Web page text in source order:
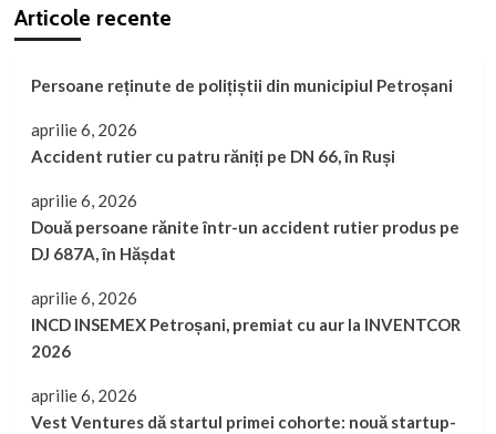
în
11
vor
fi
reabilitate
cu
fonduri
europene
WEEKEND
JIULUI
Articole recente
Persoane reținute de polițiștii din municipiul Petroșani
aprilie 6, 2026
Accident rutier cu patru răniți pe DN 66, în Ruși
aprilie 6, 2026
Două persoane rănite într-un accident rutier produs pe
DJ 687A, în Hășdat
aprilie 6, 2026
INCD INSEMEX Petroșani, premiat cu aur la INVENTCOR
2026
aprilie 6, 2026
Vest Ventures dă startul primei cohorte: nouă startup-